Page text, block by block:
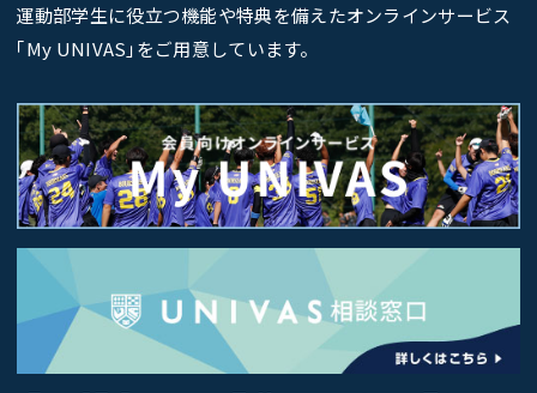
運動部学生に役立つ機能や特典を備えたオンラインサービス
｢My UNIVAS｣をご用意しています。